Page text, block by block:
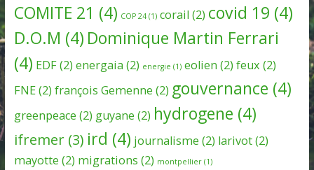
COMITE 21 (4) COP 24(1) corail (2) covid 19 (4)
D.O.M (4) Dominique Martin Ferrari
(4) EDF(2) energaia (2) energie (1) eolien (2) feux (2)
FNE(2) françois Gemenne (2) gouvernance (4)
greenpeace (2) guyane (2) hydrogene (4)
ifremer(3) ird (4) journalisme (2) larivot(2)
mayotte (2) migrations (2) montpellier(1)